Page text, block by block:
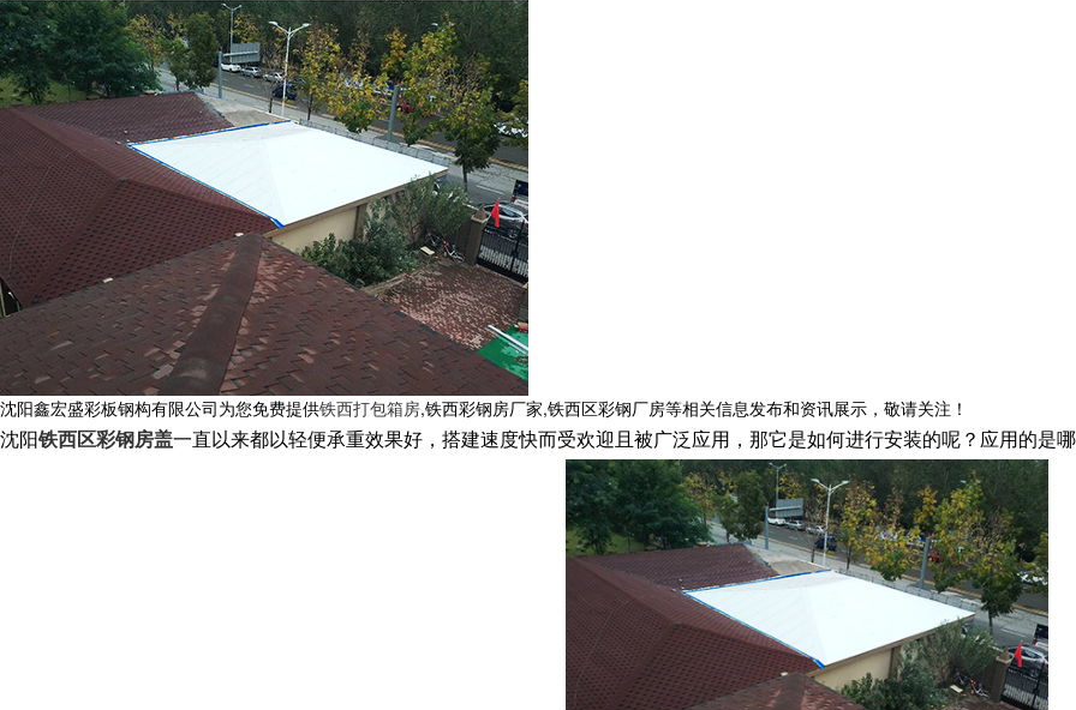
沈阳鑫宏盛彩板钢构有限公司为您免费提供铁西打包箱房,铁西彩钢房厂家,铁西区彩钢厂房等相关信息发布和资讯展示，敬请关注！
沈阳铁西区彩钢房盖一直以来都以轻便承重效果好，搭建速度快而受欢迎且被广泛应用，那它是如何进行安装的呢？应用的是